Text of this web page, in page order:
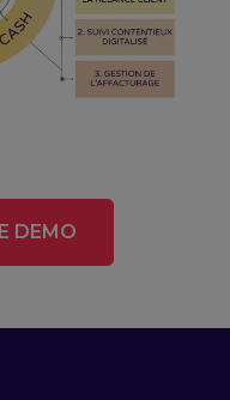
DEMO